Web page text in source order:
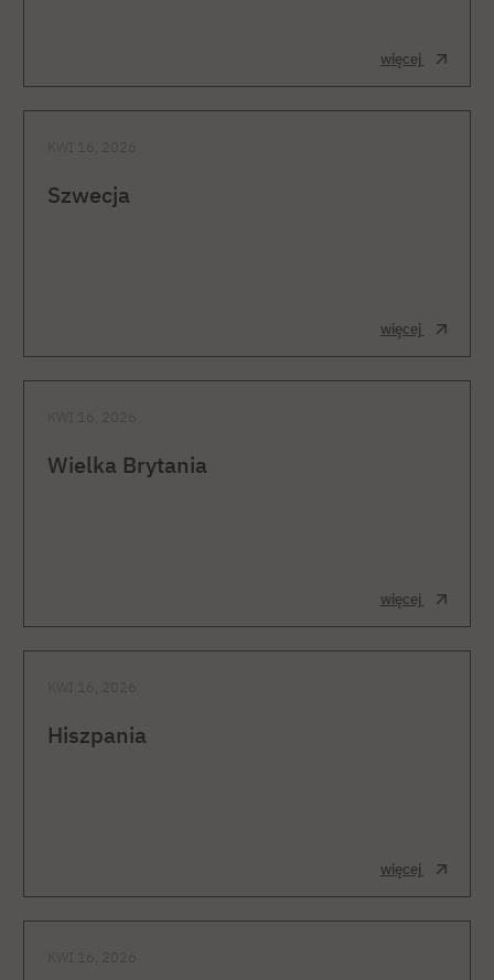
więcej
Szwecja
więcej
Wielka Brytania
więcej
Hiszpania
więcej